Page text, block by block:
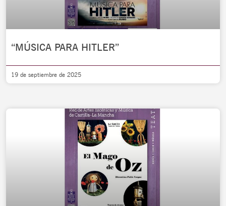
“MÚSICA PARA HITLER”
19 de septiembre de 2025